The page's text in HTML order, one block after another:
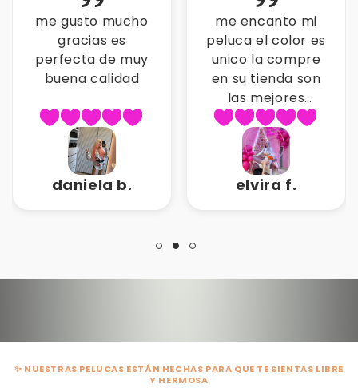
me encanto mi
peluca el color es
unico la compre
en su tienda son
pelucas gracias
por la atencion
elvira f.
esta peluca es
muy real y
convina con todo
gracias mistiks
karla o.
✨ NUESTRAS PELUCAS ESTÁN HECHAS PARA QUE TE SIENTAS LIBRE
Y HERMOSA